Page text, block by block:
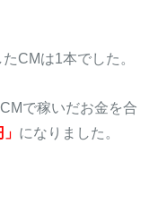
CMは1本でした。
で稼いだお金を合
になりました。